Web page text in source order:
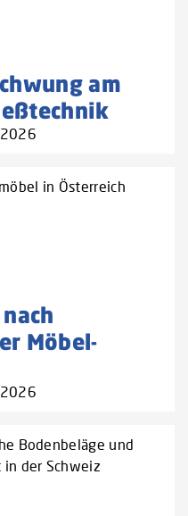
am
in Österreich
Möbel-
Bodenbeläge und
in der Schweiz